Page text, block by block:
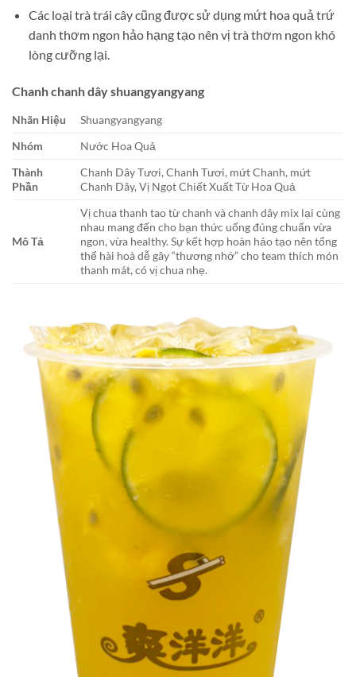
Các loại trà trái cây cũng được sử dụng mứt hoa quả trứ
danh thơm ngon hảo hạng tạo nên vị trà thơm ngon khó
lòng cưỡng lại.
Chanh chanh dây shuangyangyang
Nhãn Hiệu
Shuangyangyang
Nhóm
Nước Hoa Quả
Thành
Phần
Chanh Dây Tươi, Chanh Tươi, mứt Chanh, mứt
Chanh Dây, Vị Ngọt Chiết Xuất Từ Hoa Quả
Mô Tả
Vị chua thanh tao từ chanh và chanh dây mix lại cùng
nhau mang đến cho bạn thức uống đúng chuẩn vừa
ngon, vừa healthy. Sự kết hợp hoàn hảo tạo nên tổng
thể hài hoà dễ gây “thương nhớ” cho team thích món
thanh mát, có vị chua nhẹ.